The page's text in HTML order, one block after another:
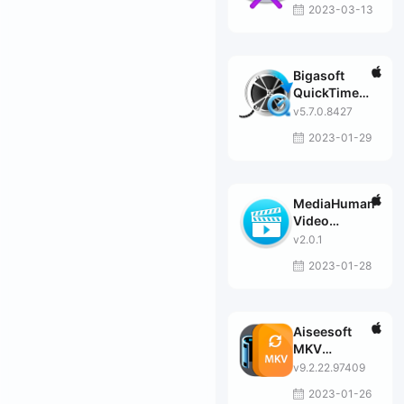
2023-03-13
Bigasoft
QuickTime
Converter
v5.7.0.8427
2023-01-29
MediaHuman
Video
Converter
v2.0.1
2023-01-28
Aiseesoft
MKV
Converter
v9.2.22.97409
2023-01-26